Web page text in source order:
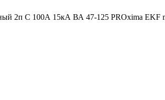
2п C 100А 15кА ВА 47-125 PROxima EKF